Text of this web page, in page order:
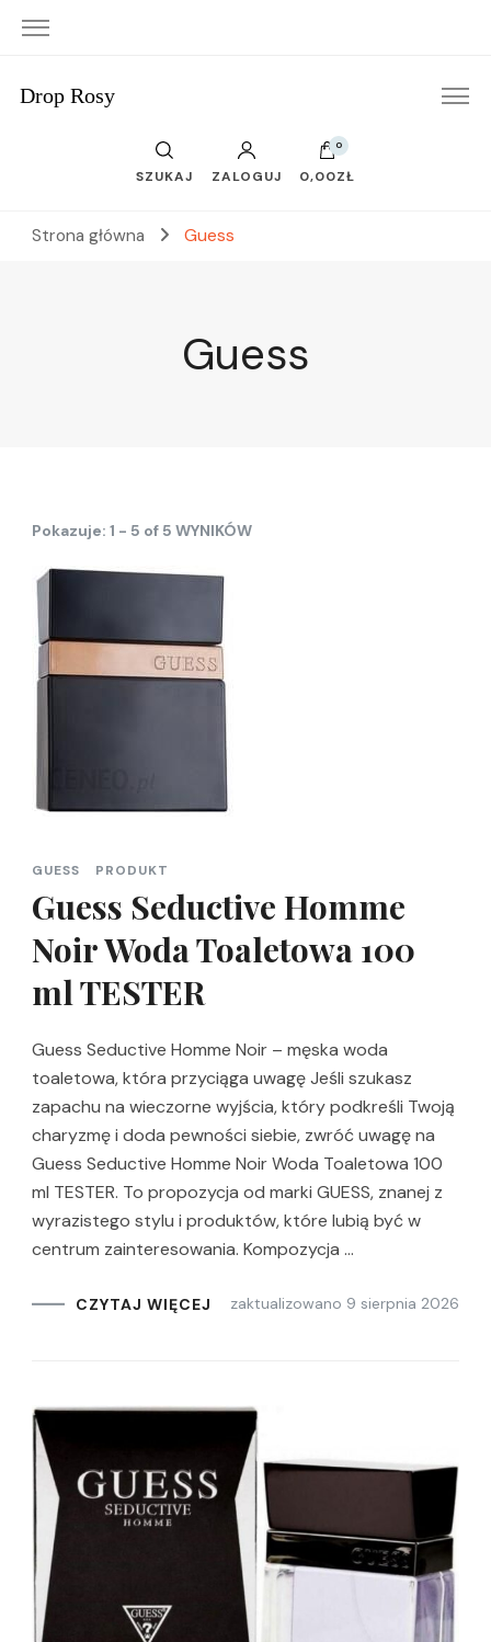
Drop Rosy
SZUKAJ ZALOGUJ
0
0,00ZŁ
Strona główna Guess
Guess
Pokazuje: 1 - 5 of 5 WYNIKÓW
GUESS PRODUKT
Guess Seductive Homme
Noir Woda Toaletowa 100
ml TESTER
Guess Seductive Homme Noir – męska woda
toaletowa, która przyciąga uwagę Jeśli szukasz
zapachu na wieczorne wyjścia, który podkreśli Twoją
charyzmę i doda pewności siebie, zwróć uwagę na
Guess Seductive Homme Noir Woda Toaletowa 100
ml TESTER. To propozycja od marki GUESS, znanej z
wyrazistego stylu i produktów, które lubią być w
centrum zainteresowania. Kompozycja …
CZYTAJ WIĘCEJ zaktualizowano 9 sierpnia 2026